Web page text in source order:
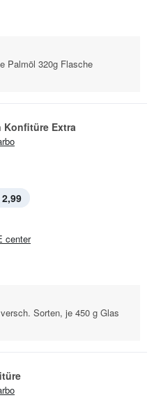
Palmöl 320g Flasche
Konfitüre Extra
center
Sorten, je 450 g Glas